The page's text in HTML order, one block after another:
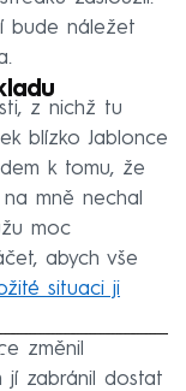
bude náležet
z nichž tu
blízko Jablonce
k tomu, že
mně nechal
moc
abych vše
situaci ji
změnil
jí zabránil dostat